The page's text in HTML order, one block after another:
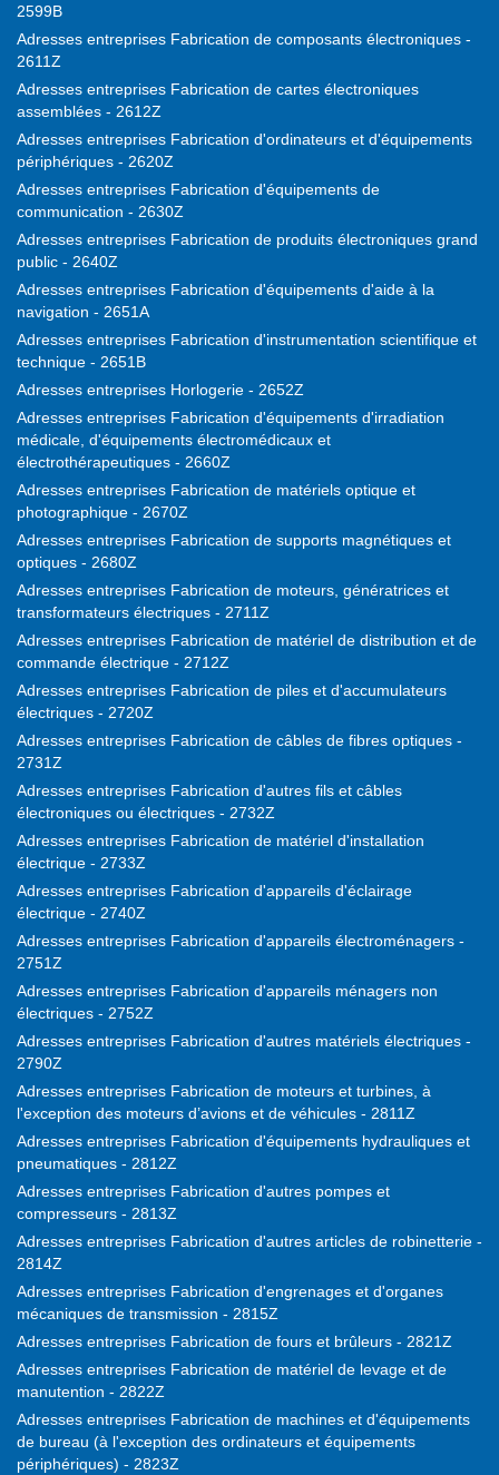
2599B
Adresses entreprises Fabrication de composants électroniques -
2611Z
Adresses entreprises Fabrication de cartes électroniques
assemblées - 2612Z
Adresses entreprises Fabrication d'ordinateurs et d'équipements
périphériques - 2620Z
Adresses entreprises Fabrication d'équipements de
communication - 2630Z
Adresses entreprises Fabrication de produits électroniques grand
public - 2640Z
Adresses entreprises Fabrication d'équipements d'aide à la
navigation - 2651A
Adresses entreprises Fabrication d'instrumentation scientifique et
technique - 2651B
Adresses entreprises Horlogerie - 2652Z
Adresses entreprises Fabrication d'équipements d'irradiation
médicale, d'équipements électromédicaux et
électrothérapeutiques - 2660Z
Adresses entreprises Fabrication de matériels optique et
photographique - 2670Z
Adresses entreprises Fabrication de supports magnétiques et
optiques - 2680Z
Adresses entreprises Fabrication de moteurs, génératrices et
transformateurs électriques - 2711Z
Adresses entreprises Fabrication de matériel de distribution et de
commande électrique - 2712Z
Adresses entreprises Fabrication de piles et d'accumulateurs
électriques - 2720Z
Adresses entreprises Fabrication de câbles de fibres optiques -
2731Z
Adresses entreprises Fabrication d'autres fils et câbles
électroniques ou électriques - 2732Z
Adresses entreprises Fabrication de matériel d'installation
électrique - 2733Z
Adresses entreprises Fabrication d'appareils d'éclairage
électrique - 2740Z
Adresses entreprises Fabrication d'appareils électroménagers -
2751Z
Adresses entreprises Fabrication d'appareils ménagers non
électriques - 2752Z
Adresses entreprises Fabrication d'autres matériels électriques -
2790Z
Adresses entreprises Fabrication de moteurs et turbines, à
l'exception des moteurs d’avions et de véhicules - 2811Z
Adresses entreprises Fabrication d'équipements hydrauliques et
pneumatiques - 2812Z
Adresses entreprises Fabrication d'autres pompes et
compresseurs - 2813Z
Adresses entreprises Fabrication d'autres articles de robinetterie -
2814Z
Adresses entreprises Fabrication d'engrenages et d'organes
mécaniques de transmission - 2815Z
Adresses entreprises Fabrication de fours et brûleurs - 2821Z
Adresses entreprises Fabrication de matériel de levage et de
manutention - 2822Z
Adresses entreprises Fabrication de machines et d'équipements
de bureau (à l'exception des ordinateurs et équipements
périphériques) - 2823Z